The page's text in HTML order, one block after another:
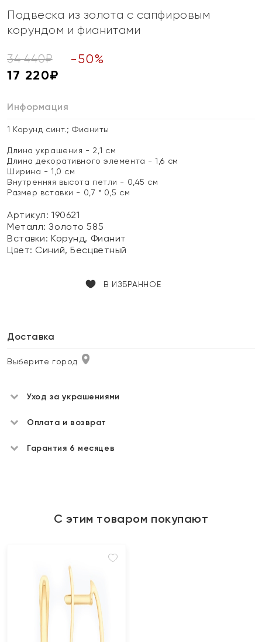
Подвеска из золота с сапфировым
корундом и фианитами
34 440₽ -50%
17 220₽
Информация
1 Корунд синт.; Фианиты
Длина украшения - 2,1 см
Длина декоративного элемента - 1,6 см
Ширина - 1,0 см
Внутренняя высота петли - 0,45 см
Размер вставки - 0,7 * 0,5 см
Артикул: 190621
Металл:Золото 585
Вставки:Корунд, Фианит
Цвет: Синий, Бесцветный
В ИЗБРАННОЕ
Доставка
Выберите город
Уход за украшениями
Оплата и возврат
Гарантия 6 месяцев
С этим товаром покупают